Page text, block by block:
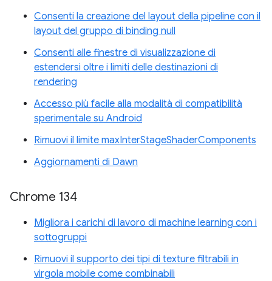
Consenti la creazione del layout della pipeline con il
layout del gruppo di binding null
Consenti alle finestre di visualizzazione di
estendersi oltre i limiti delle destinazioni di
rendering
Accesso più facile alla modalità di compatibilità
sperimentale su Android
Rimuovi il limite maxInterStageShaderComponents
Aggiornamenti di Dawn
Chrome 134
Migliora i carichi di lavoro di machine learning con i
sottogruppi
Rimuovi il supporto dei tipi di texture filtrabili in
virgola mobile come combinabili